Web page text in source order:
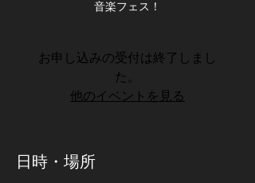
音楽フェス！
お申し込みの受付は終了しまし
た。
他のイベントを見る
日時・場所